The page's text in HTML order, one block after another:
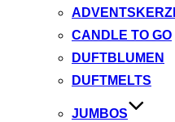
CANDLE TO GO
DUFTBLUMEN
DUFTMELTS
JUMBOS